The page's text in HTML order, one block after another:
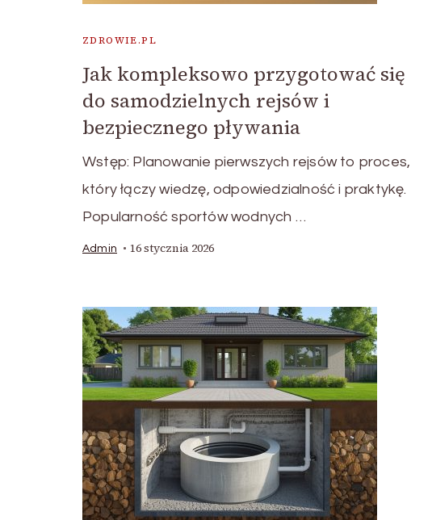
ZDROWIE.PL
Jak kompleksowo przygotować się
do samodzielnych rejsów i
bezpiecznego pływania
Wstęp: Planowanie pierwszych rejsów to proces,
który łączy wiedzę, odpowiedzialność i praktykę.
Popularność sportów wodnych …
Admin 16 stycznia 2026